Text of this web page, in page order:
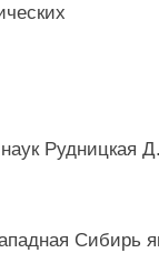
наук Рудницкая
Сибирь